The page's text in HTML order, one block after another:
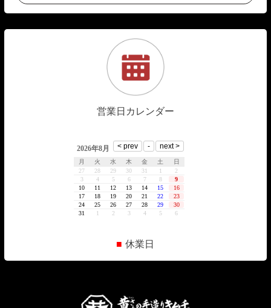
営業日カレンダー
■ 休業日